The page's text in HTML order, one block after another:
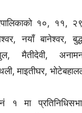
१०, ११,
नयाँ बानेश्वर,
मैतीदेवी,
माइतीघर,
१ मा